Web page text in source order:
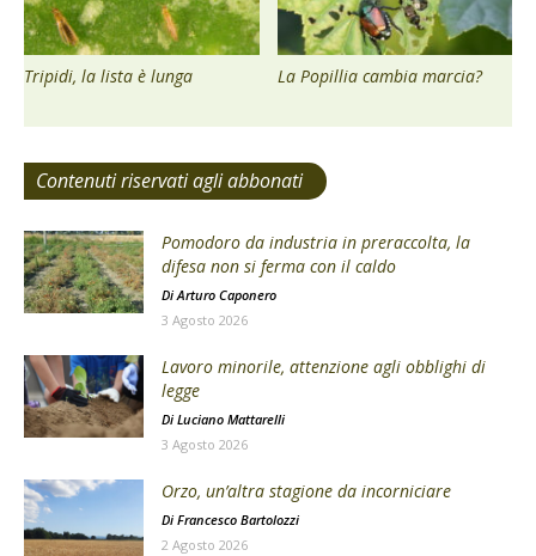
Tripidi, la lista è lunga La Popillia cambia marcia?
Contenuti riservati agli abbonati
Pomodoro da industria in preraccolta, la
difesa non si ferma con il caldo
DiArturo Caponero
3 Agosto 2026
Lavoro minorile, attenzione agli obblighi di
legge
Di Luciano Mattarelli
3 Agosto 2026
Orzo, un’altra stagione da incorniciare
Di Francesco Bartolozzi
2 Agosto 2026